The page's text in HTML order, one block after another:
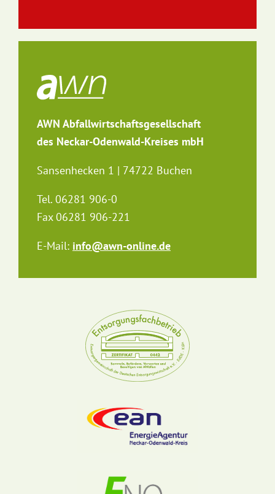
AWN Abfallwirtschaftsgesellschaft
des Neckar-Odenwald-Kreises mbH
Sansenhecken 1 | 74722 Buchen
Tel. 06281 906-0
Fax 06281 906-221
E-Mail: info@awn-online.de